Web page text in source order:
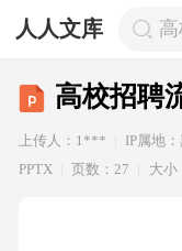
人人文库
高校招聘
上传人：1*** IP属地
PPTX
页数：27 大小